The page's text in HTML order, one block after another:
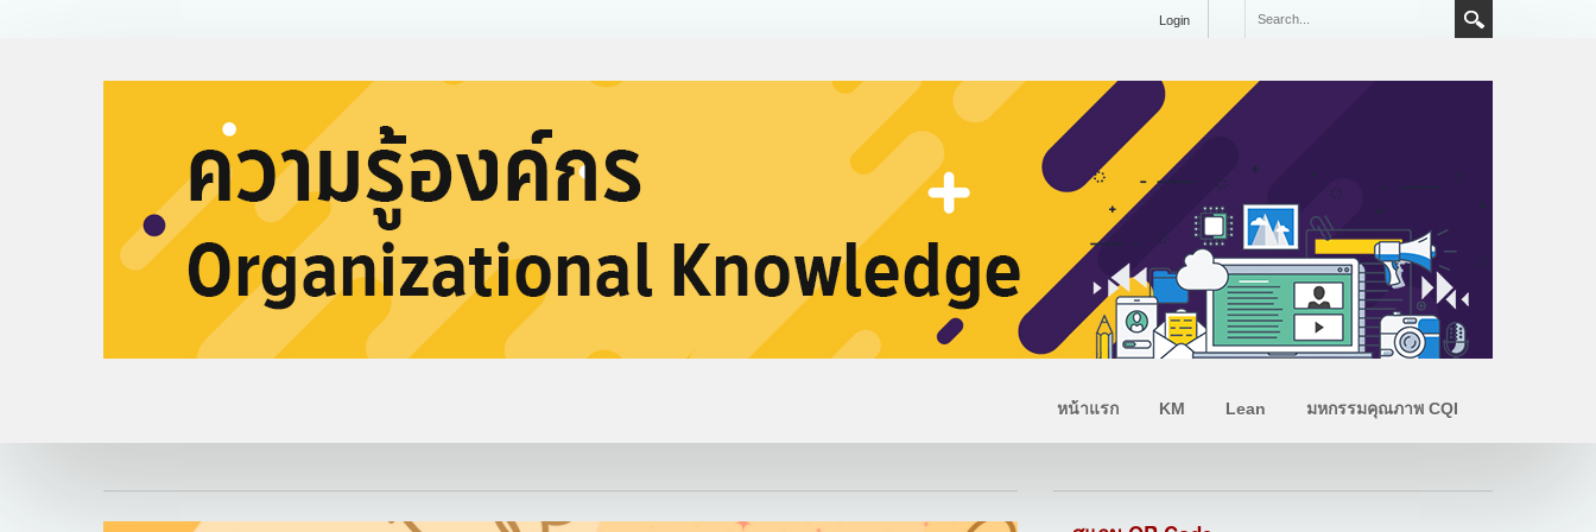
Login
หน้าแรก KM Lean มหกรรมคุณภาพ CQI